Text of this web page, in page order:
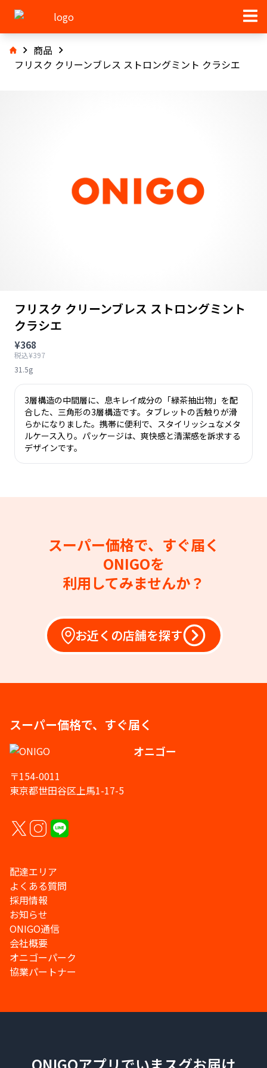
商品
フリスク クリーンブレス ストロングミント クラシエ
フリスク クリーンブレス ストロングミント
クラシエ
¥368
税込¥397
31.5g
3層構造の中間層に、息キレイ成分の「緑茶抽出物」を配
合した、三角形の3層構造です。タブレットの舌触りが滑
らかになりました。携帯に便利で、スタイリッシュなメタ
ルケース入り。パッケージは、爽快感と清潔感を訴求する
デザインです。
スーパー価格で、すぐ届く
ONIGOを
利用してみませんか？
お近くの店舗を探す
スーパー価格で、すぐ届く
オニゴー
〒154-0011
東京都世田谷区上馬1-17-5
配達エリア
よくある質問
採用情報
お知らせ
ONIGO通信
会社概要
オニゴーパーク
協業パートナー